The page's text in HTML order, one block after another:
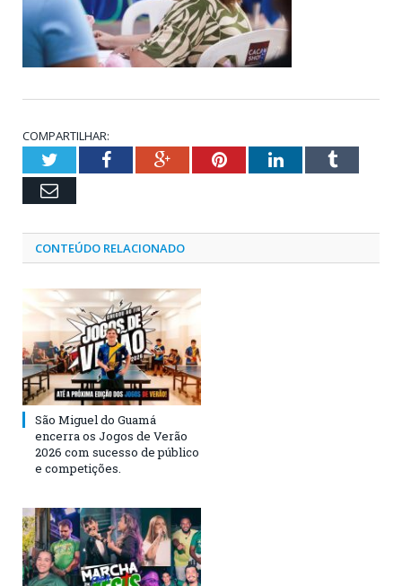
COMPARTILHAR:
TwitterFacebookGoogle+PinterestLinkedInTumblr
Email
CONTEÚDO RELACIONADO
São Miguel do Guamá
encerra os Jogos de Verão
2026 com sucesso de público
e competições.